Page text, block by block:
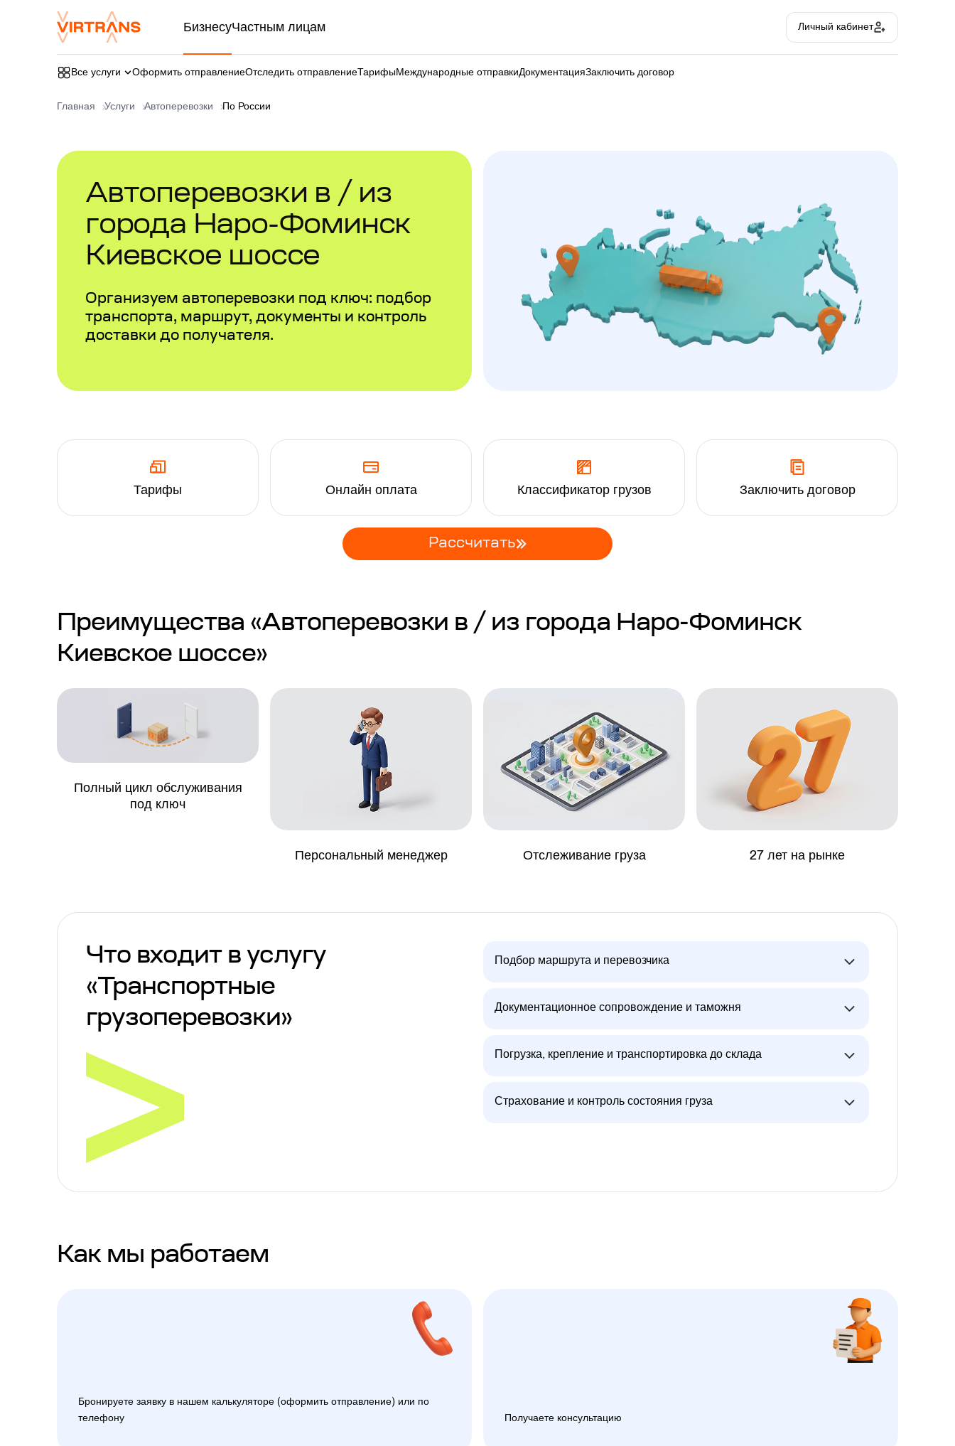
БизнесуЧастным лицам Личный кабинет
Все услуги Оформить отправлениеОтследить отправлениеТарифыМеждународные отправкиДокументацияЗаключить договор
Главная Услуги Автоперевозки По России
Автоперевозки в / из
города Наро-Фоминск
Киевское шоссе
Организуем автоперевозки под ключ: подбор
транспорта, маршрут, документы и контроль
доставки до получателя.
Тарифы Онлайн оплата Классификатор грузов Заключить договор
Рассчитать
Преимущества «Автоперевозки в / из города Наро-Фоминск
Киевское шоссе»
Полный цикл обслуживания
под ключ
Персональный менеджер Отслеживание груза 27 лет на рынке
Что входит в услугу
«Транспортные
грузоперевозки»
Подбор маршрута и перевозчика
Документационное сопровождение и таможня
Погрузка, крепление и транспортировка до склада
Страхование и контроль состояния груза
Как мы работаем
Бронируете заявку в нашем калькуляторе (оформить отправление) или по
телефону
Получаете консультацию